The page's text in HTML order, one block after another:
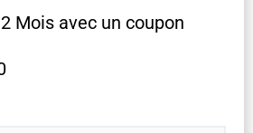
Mois avec un coupon